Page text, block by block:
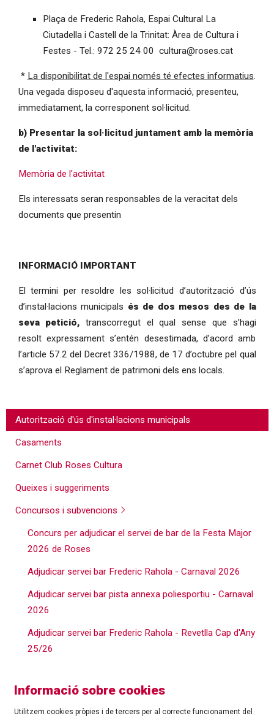
Plaça de Frederic Rahola, Espai Cultural La
Ciutadella i Castell de la Trinitat: Àrea de Cultura i
Festes - Tel.: 972 25 24 00 cultura@roses.cat
* La disponibilitat de l'espai només té efectes informatius.
Una vegada disposeu d'aquesta informació, presenteu,
immediatament, la corresponent sol·licitud.
b) Presentar la sol·licitud juntament amb la memòria
de l'activitat:
Memòria de l'activitat
Els interessats seran responsables de la veracitat dels
documents que presentin
INFORMACIÓ IMPORTANT
El termini per resoldre les sol·licitud d’autorització d’ús
d’instal·lacions municipals és de dos mesos des de la
seva petició, transcorregut el qual sense que s’hagi
resolt expressament s’entén desestimada, d’acord amb
l’article 57.2 del Decret 336/1988, de 17 d’octubre pel qual
s’aprova el Reglament de patrimoni dels ens locals.
Autorització d'ús d'instal·lacions municipals
Casaments
Carnet Club Roses Cultura
Queixes i suggeriments
Concursos i subvencions
Concurs per adjudicar el servei de bar de la Festa Major
2026 de Roses
Adjudicar servei bar Frederic Rahola - Carnaval 2026
Adjudicar servei bar pista annexa poliesportiu - Carnaval
2026
Adjudicar servei bar Frederic Rahola - Revetlla Cap d'Any
25/26
Informació sobre cookies
Utilitzem cookies pròpies i de tercers per al correcte funcionament del